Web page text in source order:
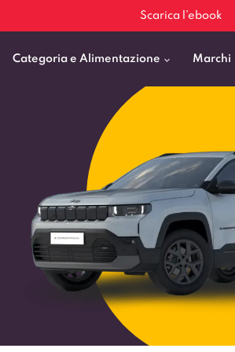
Scarica l’ebook
Categoria e Alimentazione Marchi
Mercedes Benz Vans
Citroen Business
Peugeot Professional
Renault Professional
Piaggio